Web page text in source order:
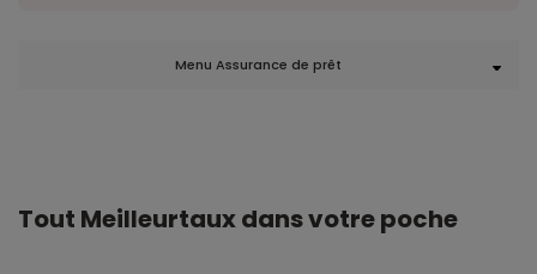
Menu Assurance de prêt
Tout Meilleurtaux dans votre poche